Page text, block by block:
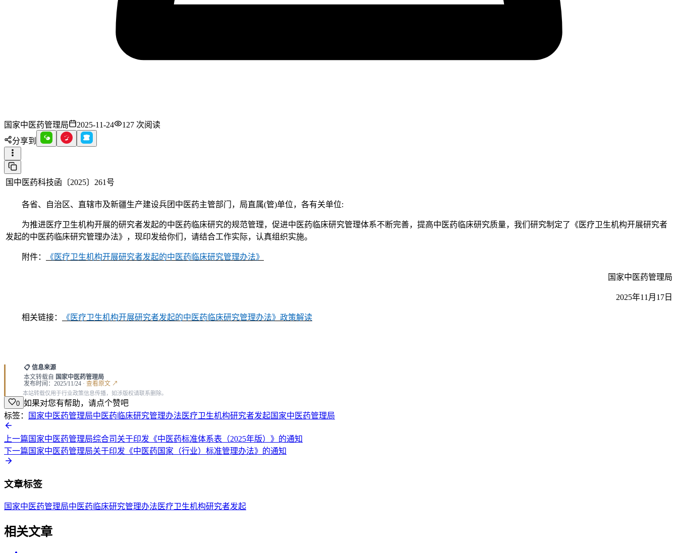
国家中医药管理局 2025-11-24 127 次阅读
分享到
国中医药科技函〔2025〕261号
各省、自治区、直辖市及新疆生产建设兵团中医药主管部门，局直属(管)单位，各有关单位:
为推进医疗卫生机构开展的研究者发起的中医药临床研究的规范管理，促进中医药临床研究管理体系不断完善，提高中医药临床研究质量，我们研究制定了《医疗卫生机构开展研究者
发起的中医药临床研究管理办法》，现印发给你们，请结合工作实际，认真组织实施。
附件： 《医疗卫生机构开展研究者发起的中医药临床研究管理办法》
国家中医药管理局
2025年11月17日
相关链接： 《医疗卫生机构开展研究者发起的中医药临床研究管理办法》政策解读
📋 信息来源
本文转载自 国家中医药管理局
发布时间：2025/11/24 · 查看原文 ↗
本站转载仅用于行业政策信息传播，如涉版权请联系删除。
0 如果对您有帮助，请点个赞吧
标签：
国家中医药管理局中医药临床研究管理办法 医疗卫生机构研究者发起国家中医药管理局
上一篇 国家中医药管理局综合司关于印发《中医药标准体系表（2025年版）》的通知
下一篇 国家中医药管理局关于印发《中医药国家（行业）标准管理办法》的通知
文章标签
国家中医药管理局中医药临床研究管理办法 医疗卫生机构研究者发起
相关文章